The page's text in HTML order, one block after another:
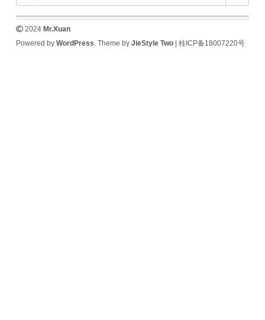
2024 Mr.Xuan
Powered by WordPress. Theme by JieStyle Two| 桂ICP备18007220号